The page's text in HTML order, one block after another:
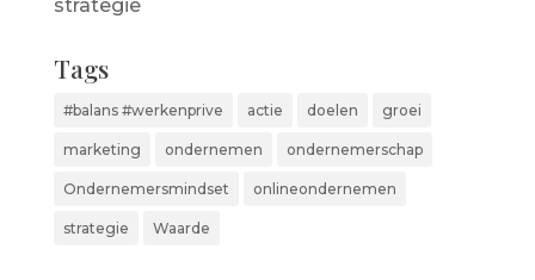
strategie
Tags
#balans #werkenprive actie doelen groei
marketing ondernemen ondernemerschap
Ondernemersmindset onlineondernemen
strategie Waarde